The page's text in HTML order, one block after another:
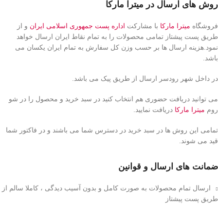
روش های ارسال در میترا مارکا
فروشگاه میترا مارکا با مشارکت اداره پست جمهوری اسلامی ایران و از
طریق پست پیشتاز تمامی محصولات را به تمام نقاط ایران ارسال خواهد
نمود.هزینه ارسال ها بر حسب وزن کل سفارش به تمام ایران یکسان می
باشد.
در داخل شهر رودسر ارسال از طریق پیک می باشد.
می توانید دریافت حضوری هم انتخاب کنید در سبد خرید و محصول را در شو
روم میترا مارکا دریافت نمایید.
تمامی این روش ها در سبد خرید در دسترس شما می باشند و در فاکتور شما
قید می شوند.
ضمانت های ارسال و قوانین
ارسال تمام محصولات به صورت کامل و بدون آسیب دیدگی ، کاملا سالم از
طریق پست پیشتاز